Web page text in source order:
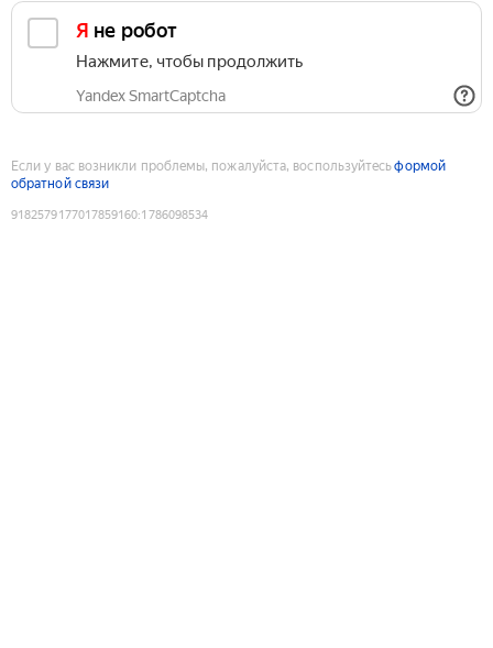
Я не робот
Нажмите, чтобы продолжить
Yandex SmartCaptcha
Если у вас возникли проблемы, пожалуйста, воспользуйтесьформой
обратной связи
9182579177017859160:1786098534